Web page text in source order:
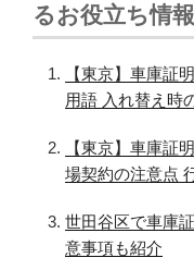
るお役立ち情報
【東京】車庫証
用語 入れ替え時
【東京】車庫証
場契約の注意点
世田谷区で車庫
意事項も紹介